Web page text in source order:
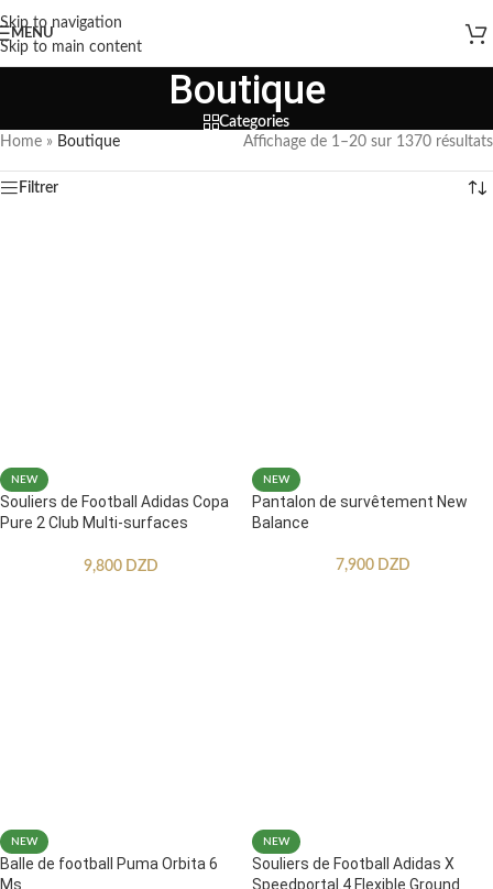
Skip to navigation
Skip to main content
MENU
Boutique
Categories
Home » Boutique Affichage de 1–20 sur 1370 résultats
Filtrer
NEW
Souliers de Football Adidas Copa
Pure 2 Club Multi-surfaces
9,800 DZD
NEW
Pantalon de survêtement New
Balance
7,900 DZD
NEW
Balle de football Puma Orbita 6
Ms
NEW
Souliers de Football Adidas X
Speedportal.4 Flexible Ground